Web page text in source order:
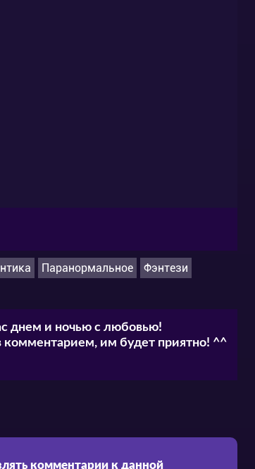
Паранормальное
Фэнтези
днем и ночью с любовью!
им будет приятно! ^^
комментарии к данной